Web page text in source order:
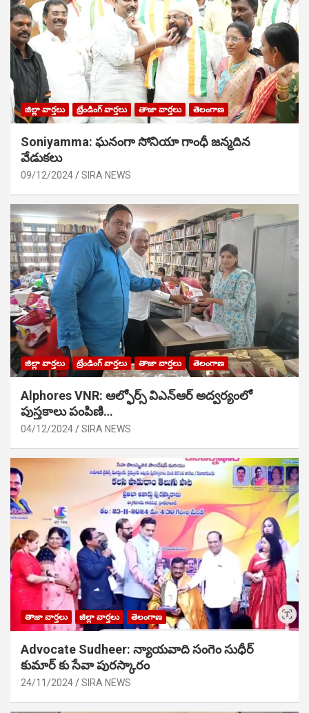
జిల్లా వార్తలు ట్రేండింగ్ వార్తలు తాజా వార్తలు తెలంగాణ
Soniyamma: ఘ‌నంగా సోనియా గాంధీ జ‌న్మ‌దిన
వేడుక‌లు
09/12/2024 SIRA NEWS
జిల్లా వార్తలు ట్రేండింగ్ వార్తలు తాజా వార్తలు తెలంగాణ
Alphores VNR: ఆల్ఫోర్స్ విఎన్ఆర్ అద్వర్యంలో
పుస్తకాలు పంపిణి…
04/12/2024 SIRA NEWS
తాజా వార్తలు జిల్లా వార్తలు తెలంగాణ
Advocate Sudheer: న్యాయవాది సంగెం సుధీర్
కుమార్ కు సేవా పురస్కారం
24/11/2024 SIRA NEWS